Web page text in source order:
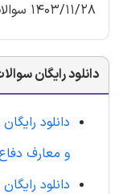
1403/11/28 سوالات موجود در محصول آپدیت شد.
دانلود رایگان
دانلود
و معارف
دانلود